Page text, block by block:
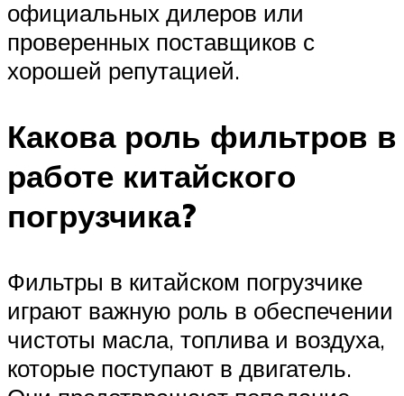
официальных дилеров или
проверенных поставщиков с
хорошей репутацией.
Какова роль фильтров в
работе китайского
погрузчика?
Фильтры в китайском погрузчике
играют важную роль в обеспечении
чистоты масла, топлива и воздуха,
которые поступают в двигатель.